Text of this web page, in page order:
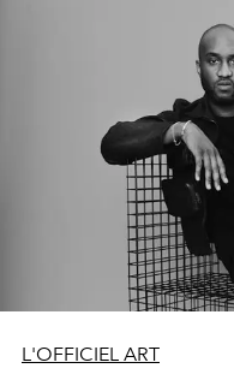
L'OFFICIEL ART